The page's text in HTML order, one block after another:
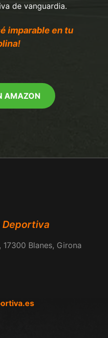
de vanguardia.
imparable en tu
AMAZON
Deportiva
Blanes, Girona